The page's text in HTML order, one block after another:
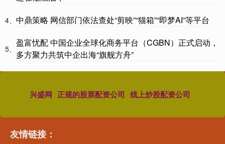
4、 中鼎策略 网信部门依法查处“剪映”“猫箱”“即梦AI”等平台
5、
盈富忧配 中国企业全球化商务平台（CGBN）正式启动，
多方聚力共筑中企出海“旗舰方舟”
兴盛网 正规的股票配资公司 线上炒股配资公司
友情链接：